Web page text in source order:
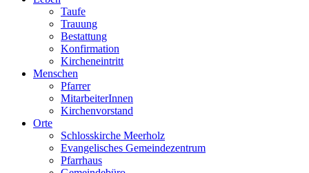
Taufe
Trauung
Bestattung
Konfirmation
Kircheneintritt
Menschen
Pfarrer
MitarbeiterInnen
Kirchenvorstand
Orte
Schlosskirche Meerholz
Evangelisches Gemeindezentrum
Pfarrhaus